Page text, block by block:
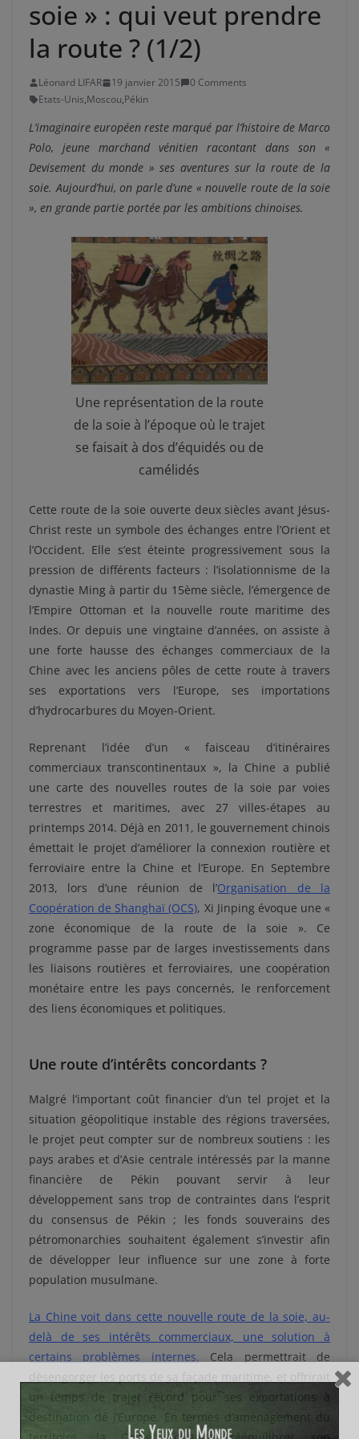
soie » : qui veut prendre
la route ? (1/2)
Léonard LIFAR 19 janvier 2015
0 Comments
Etats-Unis,Moscou,Pékin
L’imaginaire européen reste marqué par l’histoire de Marco
Polo, jeune marchand vénitien racontant dans son «
Devisement du monde » ses aventures sur la route de la
soie. Aujourd’hui, on parle d’une « nouvelle route de la soie
», en grande partie portée par les ambitions chinoises.
Une représentation de la route
de la soie à l’époque où le trajet
se faisait à dos d’équidés ou de
camélidés
Cette route de la soie ouverte deux siècles avant Jésus-
Christ reste un symbole des échanges entre l’Orient et
l’Occident. Elle s’est éteinte progressivement sous la
pression de différents facteurs : l’isolationnisme de la
dynastie Ming à partir du 15ème siècle, l’émergence de
l’Empire Ottoman et la nouvelle route maritime des
Indes. Or depuis une vingtaine d’années, on assiste à
une forte hausse des échanges commerciaux de la
Chine avec les anciens pôles de cette route à travers
ses exportations vers l’Europe, ses importations
d’hydrocarbures du Moyen-Orient.
Reprenant l’idée d’un « faisceau d’itinéraires
commerciaux transcontinentaux », la Chine a publié
une carte des nouvelles routes de la soie par voies
terrestres et maritimes, avec 27 villes-étapes au
printemps 2014. Déjà en 2011, le gouvernement chinois
émettait le projet d’améliorer la connexion routière et
ferroviaire entre la Chine et l’Europe. En Septembre
2013, lors d’une réunion de l’Organisation de la
Coopération de Shanghaï (OCS), Xi Jinping évoque une «
zone économique de la route de la soie ». Ce
programme passe par de larges investissements dans
les liaisons routières et ferroviaires, une coopération
monétaire entre les pays concernés, le renforcement
des liens économiques et politiques.
Une route d’intérêts concordants ?
Malgré l’important coût financier d’un tel projet et la
situation géopolitique instable des régions traversées,
le projet peut compter sur de nombreux soutiens : les
pays arabes et d’Asie centrale intéressés par la manne
financière de Pékin pouvant servir à leur
développement sans trop de contraintes dans l’esprit
du consensus de Pékin ; les fonds souverains des
pétromonarchies souhaitent également s’investir afin
de développer leur influence sur une zone à forte
population musulmane.
La Chine voit dans cette nouvelle route de la soie, au-
delà de ses intérêts commerciaux, une solution à
certains problèmes internes. Cela permettrait de
désengorger les ports de sa façade maritime, et offrirait
un temps de trajet record pour ses exportations à
destination de l’Europe. En termes d’aménagement du